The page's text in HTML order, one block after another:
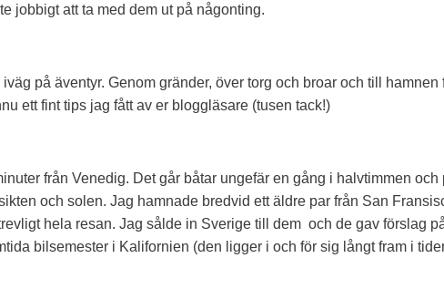
jobbigt att ta med dem ut på någonting.
på äventyr. Genom gränder, över torg och broar och till hamnen
ett fint tips jag fått av er bloggläsare (tusen tack!)
från Venedig. Det går båtar ungefär en gång i halvtimmen och
och solen. Jag hamnade bredvid ett äldre par från San
hela resan. Jag sålde in Sverige till dem och de gav förslag
bilsemester i Kalifornien (den ligger i och för sig långt fram i